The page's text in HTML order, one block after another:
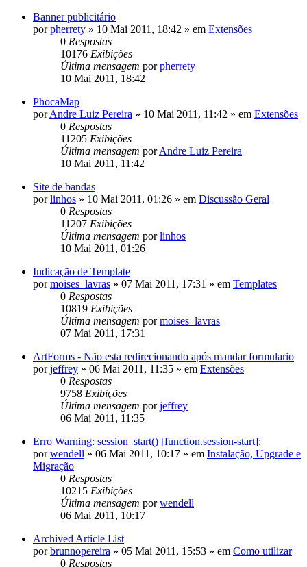
Banner publicitário
porpherrety » 10 Mai 2011, 18:42 » em Extensões
0 Respostas
10176 Exibições
Última mensagem porpherrety
10 Mai 2011, 18:42
PhocaMap
porAndre Luiz Pereira » 10 Mai 2011, 11:42 » em Extensões
0 Respostas
11205 Exibições
Última mensagem porAndre Luiz Pereira
10 Mai 2011, 11:42
Site de bandas
porlinhos » 10 Mai 2011, 01:26 » em Discussão Geral
0 Respostas
11207 Exibições
Última mensagem porlinhos
10 Mai 2011, 01:26
Indicação de Template
pormoises_lavras » 07 Mai 2011, 17:31 » em Templates
0 Respostas
10819 Exibições
Última mensagem pormoises_lavras
07 Mai 2011, 17:31
ArtForms - Não esta redirecionando após mandar formulario
porjeffrey » 06 Mai 2011, 11:35 » em Extensões
0 Respostas
9758 Exibições
Última mensagem porjeffrey
06 Mai 2011, 11:35
Erro Warning: session_start() [function.session-start]:
porwendell » 06 Mai 2011, 10:17 » em Instalação, Upgrade e
Migração
0 Respostas
10215 Exibições
Última mensagem porwendell
06 Mai 2011, 10:17
Archived Article List
porbrunnopereira » 05 Mai 2011, 15:53 » em Como utilizar
0 Respostas